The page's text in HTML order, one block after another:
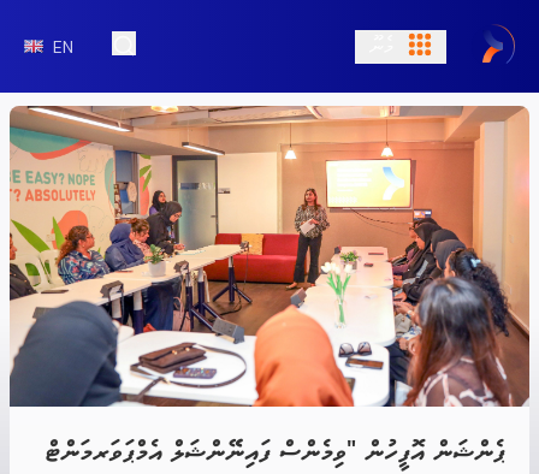
EN
ޕެންޝަން އޮފީހުން "ވިމެންސް ފައިނޭންޝަލް އެމްޕަވަރމަންޓް